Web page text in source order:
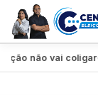
não vai coligar●